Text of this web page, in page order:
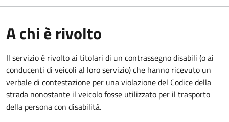
A chi è rivolto
Il servizio è rivolto ai titolari di un contrassegno disabili (o ai
conducenti di veicoli al loro servizio) che hanno ricevuto un
verbale di contestazione per una violazione del Codice della
strada nonostante il veicolo fosse utilizzato per il trasporto
della persona con disabilità.